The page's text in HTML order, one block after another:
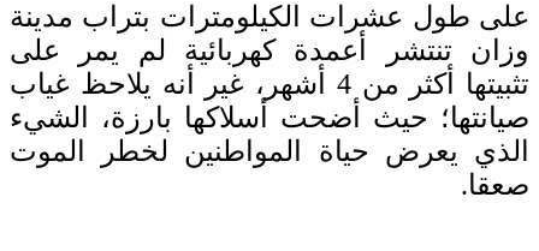
على طول عشرات الكيلومترات بتراب مدينة
وزان تنتشر أعمدة كهربائية لم يمر على
تثبيتها أكثر من 4 أشهر، غير أنه يلاحظ غياب
صيانتها؛ حيث أضحت أسلاكها بارزة، الشيء
الذي يعرض حياة المواطنين لخطر الموت
صعقا.